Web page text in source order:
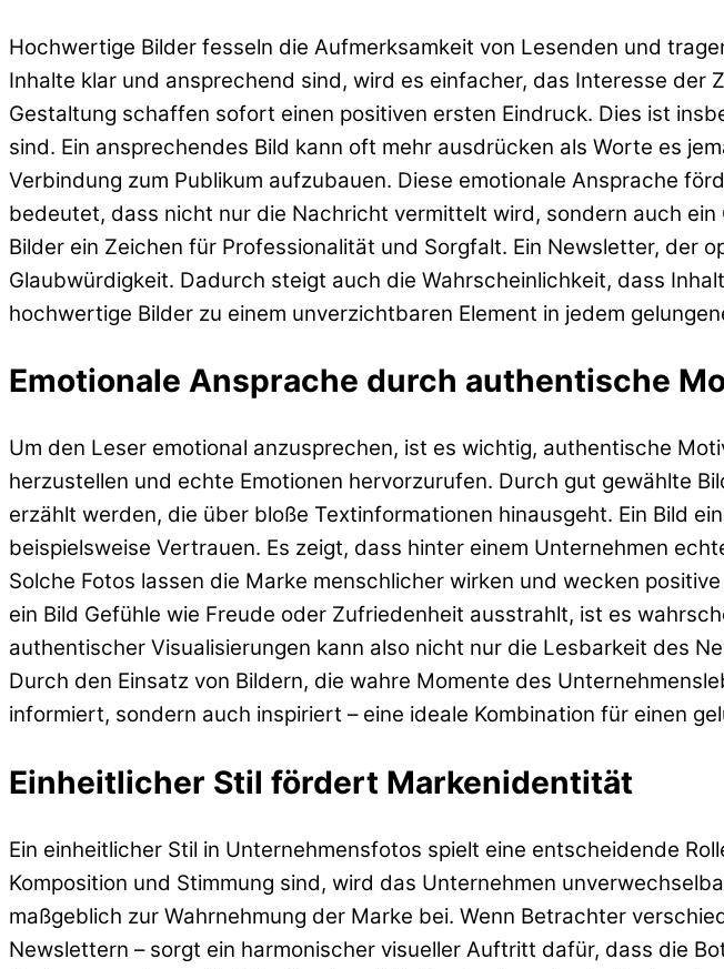
Hochwertige Bilder fesseln die Aufmerksamkeit von Lesenden und
Inhalte klar und ansprechend sind, wird es einfacher, das Interesse
Gestaltung schaffen sofort einen positiven ersten Eindruck. Dies ist
sind. Ein ansprechendes Bild kann oft mehr ausdrücken als Worte es
Verbindung zum Publikum aufzubauen. Diese emotionale Ansprache
bedeutet, dass nicht nur die Nachricht vermittelt wird, sondern auch
Bilder ein Zeichen für Professionalität und Sorgfalt. Ein Newsletter,
Glaubwürdigkeit. Dadurch steigt auch die Wahrscheinlichkeit, dass
hochwertige Bilder zu einem unverzichtbaren Element in jedem
Emotionale Ansprache durch authentische
Um den Leser emotional anzusprechen, ist es wichtig, authentische
herzustellen und echte Emotionen hervorzurufen. Durch gut gewählte
erzählt werden, die über bloße Textinformationen hinausgeht. Ein Bild
beispielsweise Vertrauen. Es zeigt, dass hinter einem Unternehmen
Solche Fotos lassen die Marke menschlicher wirken und wecken
ein Bild Gefühle wie Freude oder Zufriedenheit ausstrahlt, ist es
authentischer Visualisierungen kann also nicht nur die Lesbarkeit des
Durch den Einsatz von Bildern, die wahre Momente des
informiert, sondern auch inspiriert – eine ideale Kombination für einen
Einheitlicher Stil fördert Markenidentität
Ein einheitlicher Stil in Unternehmensfotos spielt eine entscheidende
Komposition und Stimmung sind, wird das Unternehmen
maßgeblich zur Wahrnehmung der Marke bei. Wenn Betrachter
Newslettern – sorgt ein harmonischer visueller Auftritt dafür, dass die